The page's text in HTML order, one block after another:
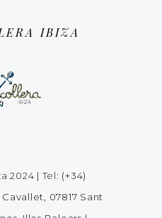
IBIZA
2024 | Tel: (+34)
Cavallet, 07817 Sant